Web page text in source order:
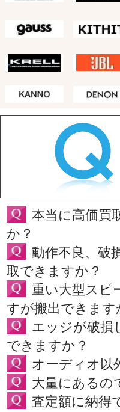
本当に高価買
か？
動作不良、破
取できますか？
重い大型スピ
すが搬出できます
エッジが破損
できますか？
オーディオ以
大量にあるの
査定額に納得